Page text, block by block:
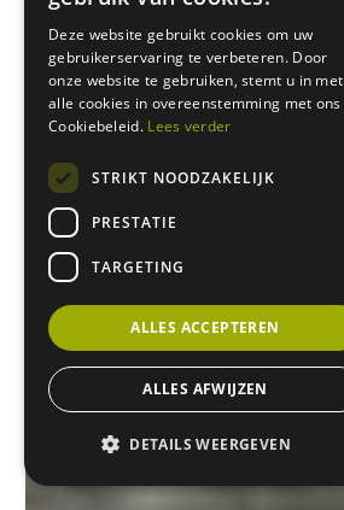
Deze website gebruikt cookies om uw
gebruikerservaring te verbeteren. Door
onze website te gebruiken, stemt u in met
alle cookies in overeenstemming met ons
Cookiebeleid. Lees verder
STRIKT NOODZAKELIJK
PRESTATIE
TARGETING
ALLES ACCEPTEREN
ALLES AFWIJZEN
DETAILS WEERGEVEN